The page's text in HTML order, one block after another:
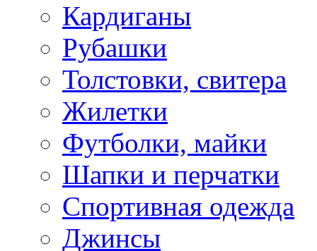
Кардиганы
Рубашки
Толстовки, свитера
Жилетки
Футболки, майки
Шапки и перчатки
Спортивная одежда
Джинсы